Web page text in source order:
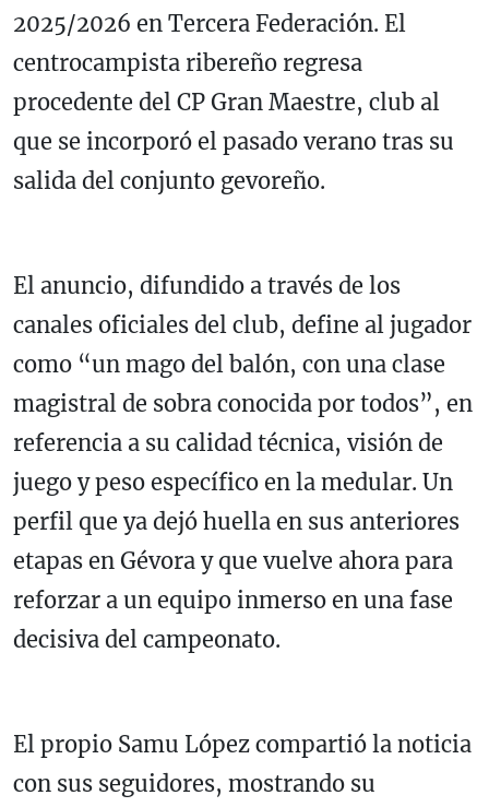
2025/2026 en Tercera Federación. El
centrocampista ribereño regresa
procedente del CP Gran Maestre, club al
que se incorporó el pasado verano tras su
salida del conjunto gevoreño.
El anuncio, difundido a través de los
canales oficiales del club, define al jugador
como “un mago del balón, con una clase
magistral de sobra conocida por todos”, en
referencia a su calidad técnica, visión de
juego y peso específico en la medular. Un
perfil que ya dejó huella en sus anteriores
etapas en Gévora y que vuelve ahora para
reforzar a un equipo inmerso en una fase
decisiva del campeonato.
El propio Samu López compartió la noticia
con sus seguidores, mostrando su